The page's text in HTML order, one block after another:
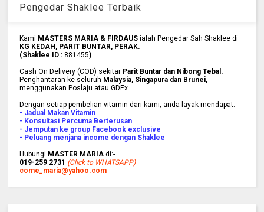
Pengedar Shaklee Terbaik
Kami MASTERS MARIA & FIRDAUS ialah Pengedar Sah Shaklee di
KG KEDAH, PARIT BUNTAR, PERAK.
(Shaklee ID :881455)
Cash On Delivery (COD) sekitar Parit Buntar dan Nibong Tebal.
Penghantaran ke seluruh Malaysia, Singapura dan Brunei,
menggunakan Poslaju atau GDEx.
Dengan setiap pembelian vitamin dari kami, anda layak mendapat:-
- Jadual Makan Vitamin
- Konsultasi Percuma Berterusan
- Jemputan ke group Facebook exclusive
- Peluang menjana income dengan Shaklee
Hubungi MASTER MARIA di:-
019-259 2731 (Click to WHATSAPP)
come_maria@yahoo.com